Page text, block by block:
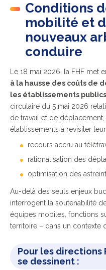
Conditions
mobilité et
nouveaux
conduire
Le 18 mai 2026, la FHF met
à la hausse des coûts de
les établissements
circulaire du 5 mai 2026 r
de travail et de
établissements à revisiter
recours accru au
rationalisation des
optimisation des
Au-delà des seuls enjeux
interrogent la soutenabilité
équipes mobiles, fonctions
territoire – dans un contexte
Pour les directions
se dessinent :